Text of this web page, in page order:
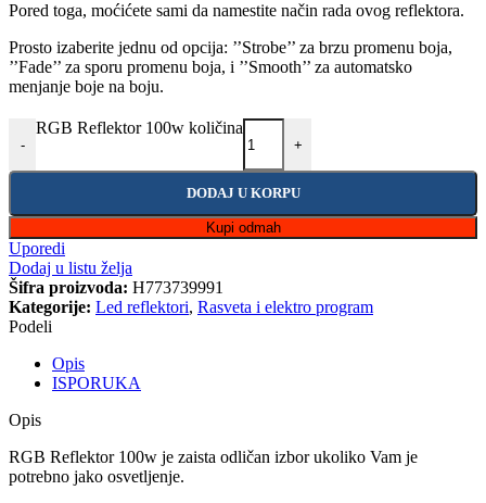
Pored toga, moćićete sami da namestite način rada ovog reflektora.
Prosto izaberite jednu od opcija: ’’Strobe’’ za brzu promenu boja,
’’Fade’’ za sporu promenu boja, i ’’Smooth’’ za automatsko
menjanje boje na boju.
-
RGB Reflektor 100w količina
+
DODAJ U KORPU
Kupi odmah
Uporedi
Dodaj u listu želja
Šifra proizvoda: H773739991
Kategorije: Led reflektori, Rasveta i elektro program
Podeli
Opis
ISPORUKA
Opis
RGB Reflektor 100w je zaista odličan izbor ukoliko Vam je
potrebno jako osvetljenje.